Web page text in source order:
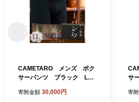
CAMETARO メンズ ボク
サーパンツ ブラック LL
寄附金額 30,000円
サ
寄